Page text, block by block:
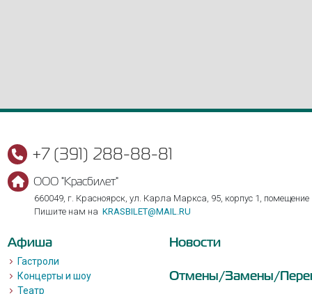
+7 (391) 288-88-81
ООО "Красбилет"
660049, г. Красноярск, ул. Карла Маркса, 95, корпус 1, помещение
Пишите нам на KRASBILET@MAIL.RU
Афиша
Гастроли
Концерты и шоу
Театр
Новости
Отмены/Замены/